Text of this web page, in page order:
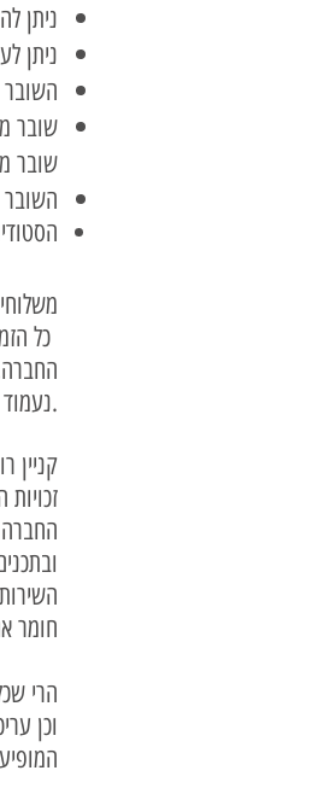
ניתן
ניתן
השובר
​שובר
שובר
השובר
נעמוד לרשותכם בטלפון.
קניין
חומר
הרי
וכן